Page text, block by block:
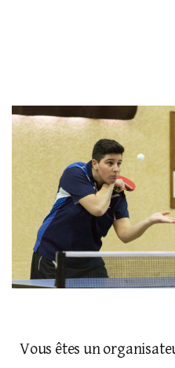
Vous êtes un